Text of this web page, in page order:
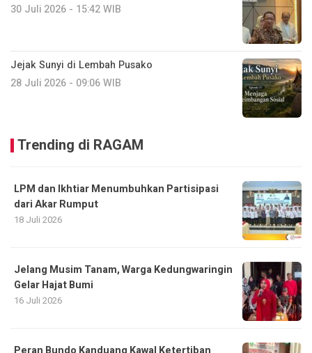
30 Juli 2026 - 15:42 WIB
Jejak Sunyi di Lembah Pusako
28 Juli 2026 - 09:06 WIB
Trending di RAGAM
LPM dan Ikhtiar Menumbuhkan Partisipasi
dari Akar Rumput
18 Juli 2026
Jelang Musim Tanam, Warga Kedungwaringin
Gelar Hajat Bumi
16 Juli 2026